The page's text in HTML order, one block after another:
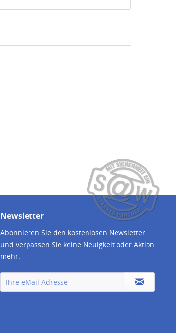
Newsletter
Abonnieren Sie den kostenlosen Newsletter
und verpassen Sie keine Neuigkeit oder Aktion
mehr.